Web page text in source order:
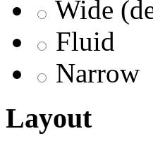
Wide
Fluid
Narrow
Layout